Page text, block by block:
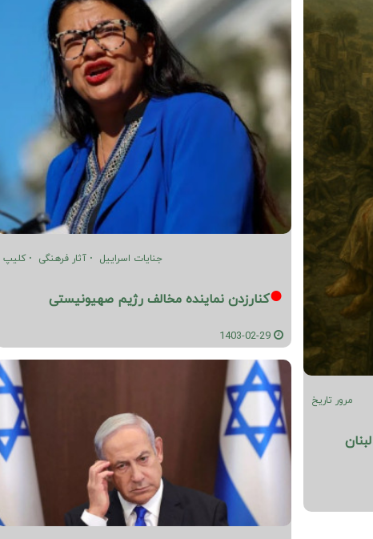
مرور تاریخ
جنایات اسراییل آثار فرهنگی کلیپ
کنارزدن نماینده مخالف رژیم صهیونیستی